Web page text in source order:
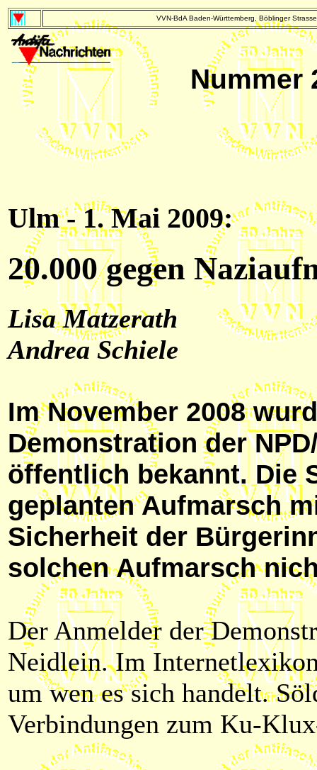
VVN-BdA Baden-Württemberg, Böblinger
Nummer
Ulm - 1. Mai 2009:
20.000 gegen
Lisa Matzerath
Andrea Schiele
Im November 2008
Demonstration der
öffentlich bekannt. Die
geplanten Aufmarsch
Sicherheit der
solchen Aufmarsch
Der Anmelder der
Neidlein. Im
um wen es sich handelt.
Verbindungen zum Ku-